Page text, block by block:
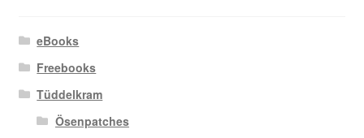
eBooks
Freebooks
Tüddelkram
Ösenpatches